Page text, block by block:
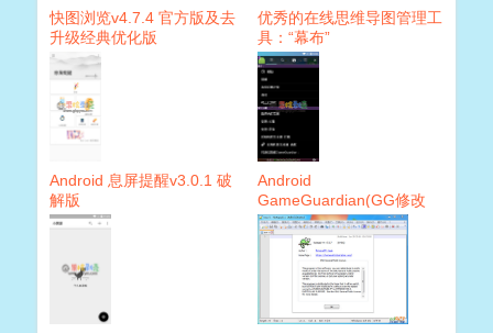
快图浏览v4.7.4 官方版及去
升级经典优化版
优秀的在线思维导图管理工
具：“幕布”
Android 息屏提醒v3.0.1 破
解版
Android
GameGuardian(GG修改
器)v88.1